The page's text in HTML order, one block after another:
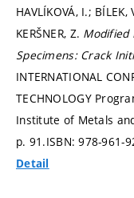
HAVLÍKOVÁ, I.;
KERŠNER, Z. Modified
Specimens: Crack
INTERNATIONAL
TECHNOLOGY
Institute of Metals
p. 91.ISBN: 978-961-
Detail